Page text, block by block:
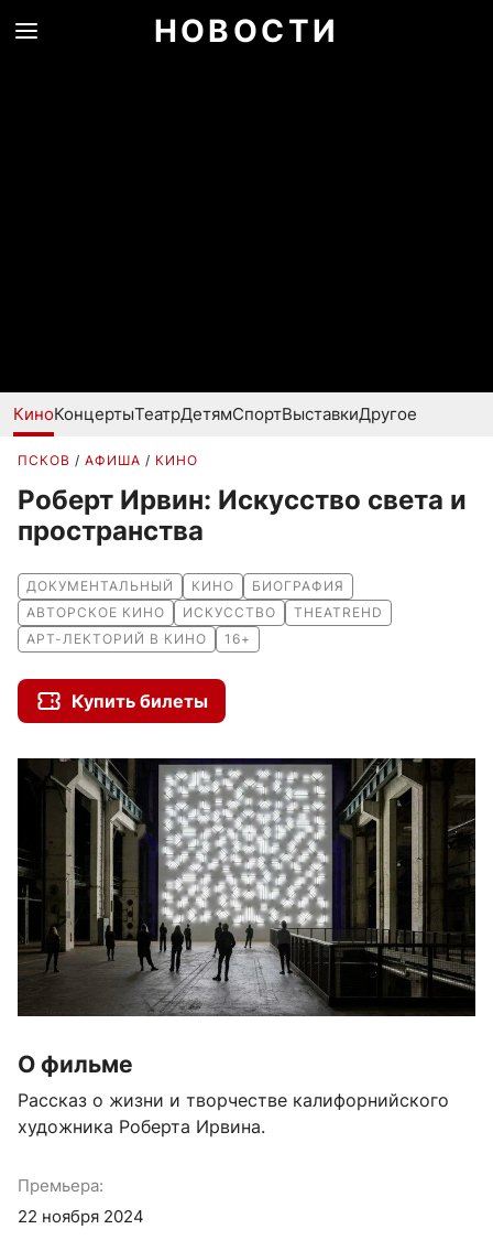
НОВОСТИ
КиноКонцертыТеатрДетямСпортВыставкиДругое
ПСКОВ АФИША КИНО
Роберт Ирвин: Искусство света и
пространства
ДОКУМЕНТАЛЬНЫЙ КИНО
БИОГРАФИЯ
АВТОРСКОЕ КИНО
ИСКУССТВО
THEATREHD
АРТ-ЛЕКТОРИЙ В КИНО
16+
Купить билеты
О фильме
Рассказ о жизни и творчестве калифорнийского
художника Роберта Ирвина.
Премьера:
22 ноября 2024